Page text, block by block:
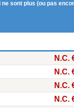
sont plus (ou pas
N.C.
N.C.
N.C.
N.C.